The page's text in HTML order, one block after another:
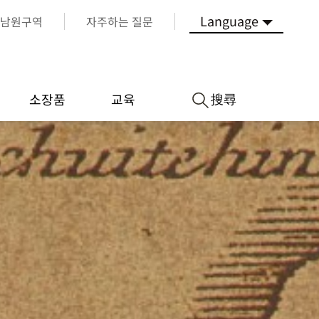
남원구역 자주하는 질문 Language
소장품 교육 搜尋